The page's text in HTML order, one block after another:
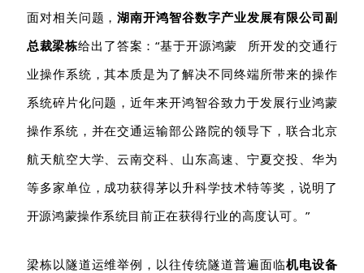
面对相关问题，湖南开鸿智谷数字产业发展有限公司副
总裁梁栋给出了答案：“基于开源鸿蒙
所开发的交通行
业操作系统，其本质是为了解决不同终端所带来的操作
系统碎片化问题，近年来开鸿智谷致力于发展行业鸿蒙
操作系统，并在交通运输部公路院的领导下，联合北京
航天航空大学、云南交科、山东高速、宁夏交投、华为
等多家单位，成功获得茅以升科学技术特等奖，说明了
开源鸿蒙操作系统目前正在获得行业的高度认可。”
梁栋以隧道运维举例 ， 以往传统隧道普遍面临机电设备